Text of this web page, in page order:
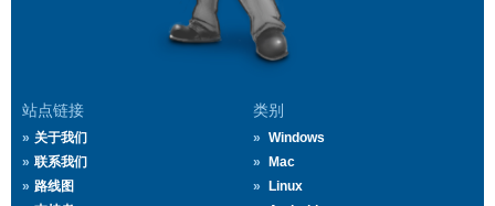
站点链接
关于我们
联系我们
路线图
类别
Windows
Mac
Linux